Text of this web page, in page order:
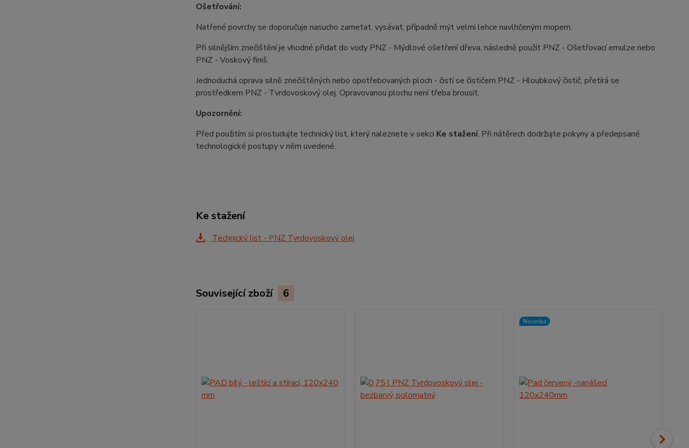
Ošetřování:
Natřené povrchy se doporučuje nasucho zametat, vysávat, případně mýt velmi lehce navlhčeným mopem.
Při silnějším znečištění je vhodné přidat do vody PNZ - Mýdlové ošetření dřeva, následně použít PNZ - Ošetřovací emulze nebo
PNZ - Voskový finiš.
Jednoduchá oprava silně znečištěných nebo opotřebovaných ploch - čistí se čističem PNZ - Hloubkový čistič, přetírá se
prostředkem PNZ - Tvrdovoskový olej. Opravovanou plochu není třeba brousit.
Upozornění:
Před použitím si prostudujte technický list, který naleznete v sekci Ke stažení. Při nátěrech dodržujte pokyny a předepsané
technologické postupy v něm uvedené.
Ke stažení
Technický list - PNZ Tvrdovoskový olej
Související zboží 6
Novinka